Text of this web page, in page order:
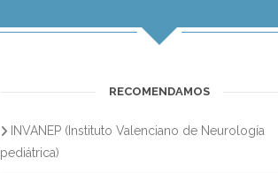
RECOMENDAMOS
INVANEP (Instituto Valenciano de Neurología
pediátrica)